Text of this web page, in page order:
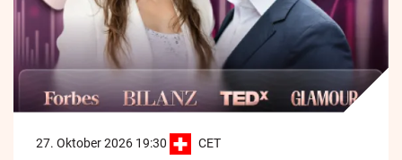
27. Oktober 2026 19:30 CET